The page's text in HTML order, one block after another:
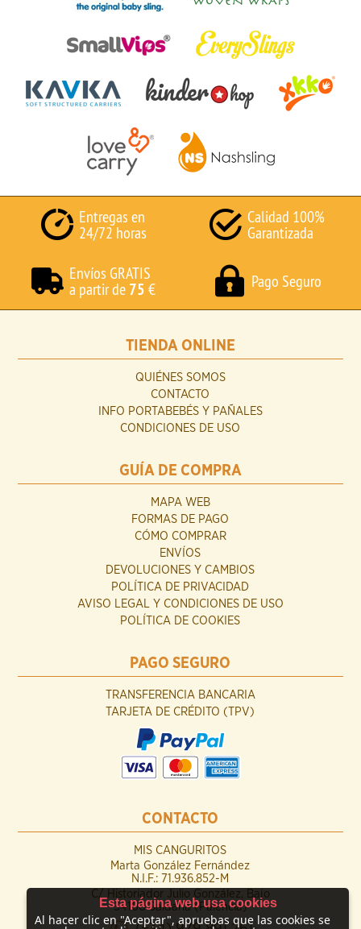
Entregas en
24/72 horas
Calidad 100%
Garantizada
Envíos GRATIS
a partir de 75 € Pago Seguro
TIENDA ONLINE
QUIÉNES SOMOS
CONTACTO
INFO PORTABEBÉS Y PAÑALES
CONDICIONES DE USO
GUÍA DE COMPRA
MAPA WEB
FORMAS DE PAGO
CÓMO COMPRAR
ENVÍOS
DEVOLUCIONES Y CAMBIOS
POLÍTICA DE PRIVACIDAD
AVISO LEGAL Y CONDICIONES DE USO
POLÍTICA DE COOKIES
PAGO SEGURO
TRANSFERENCIA BANCARIA
TARJETA DE CRÉDITO (TPV)
CONTACTO
MIS CANGURITOS
Marta González Fernández
N.I.F.: 71.936.852-M
C/ Historiador Julio González, Bajo
34100 Saldaña (Palencia)
Esta página web usa cookies
Al hacer clic en "Aceptar", apruebas que las cookies se